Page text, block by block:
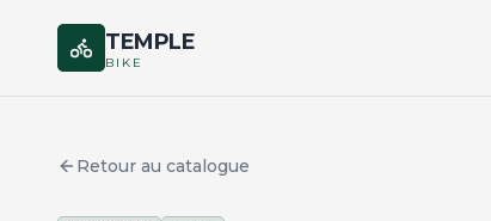
TEMPLE
BIKE
Retour au catalogue